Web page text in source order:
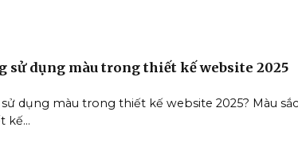
sử dụng màu trong thiết kế website 2025
dụng màu trong thiết kế website 2025? Màu sắc
kế...